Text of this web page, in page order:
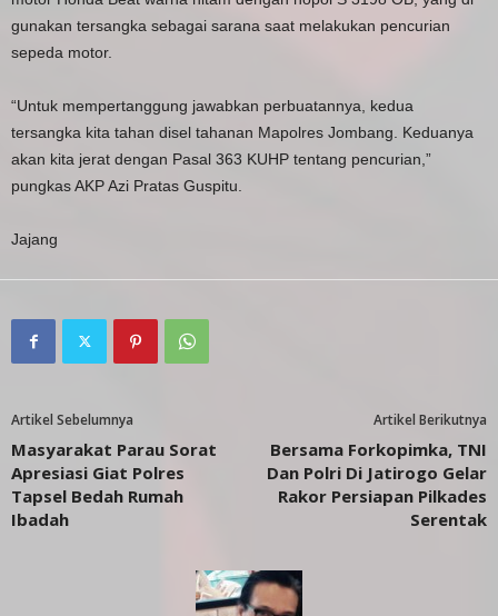
gunakan tersangka sebagai sarana saat melakukan pencurian
sepeda motor.
“Untuk mempertanggung jawabkan perbuatannya, kedua
tersangka kita tahan disel tahanan Mapolres Jombang. Keduanya
akan kita jerat dengan Pasal 363 KUHP tentang pencurian,”
pungkas AKP Azi Pratas Guspitu.
Jajang
Artikel Sebelumnya
Masyarakat Parau Sorat
Apresiasi Giat Polres
Tapsel Bedah Rumah
Ibadah
Artikel Berikutnya
Bersama Forkopimka, TNI
Dan Polri Di Jatirogo Gelar
Rakor Persiapan Pilkades
Serentak